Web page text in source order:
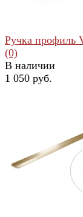
избранное
Ручка профиль
(0)
В наличии
1 050 руб.